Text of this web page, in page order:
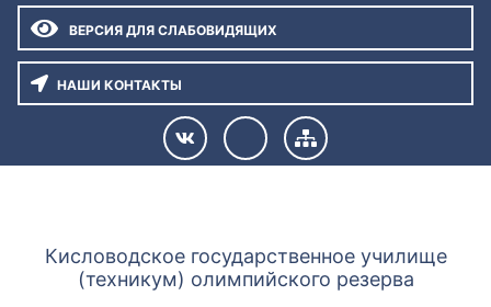
ВЕРСИЯ ДЛЯ СЛАБОВИДЯЩИХ
НАШИ КОНТАКТЫ
Кисловодское государственное училище
(техникум) олимпийского резерва